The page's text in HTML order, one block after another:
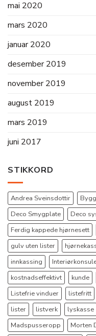
mai 2020
mars 2020
januar 2020
desember 2019
november 2019
august 2019
mars 2019
juni 2017
STIKKORD
Andrea Sveinsdottir
Deco Smygplate
Deco
Ferdig kappede hjørnesett
gulv uten lister
innkassing
kostnadseffektivt
kunde
Listefrie vinduer
listefritt
lister
listverk lyskasse
Madspusseropp
Morten